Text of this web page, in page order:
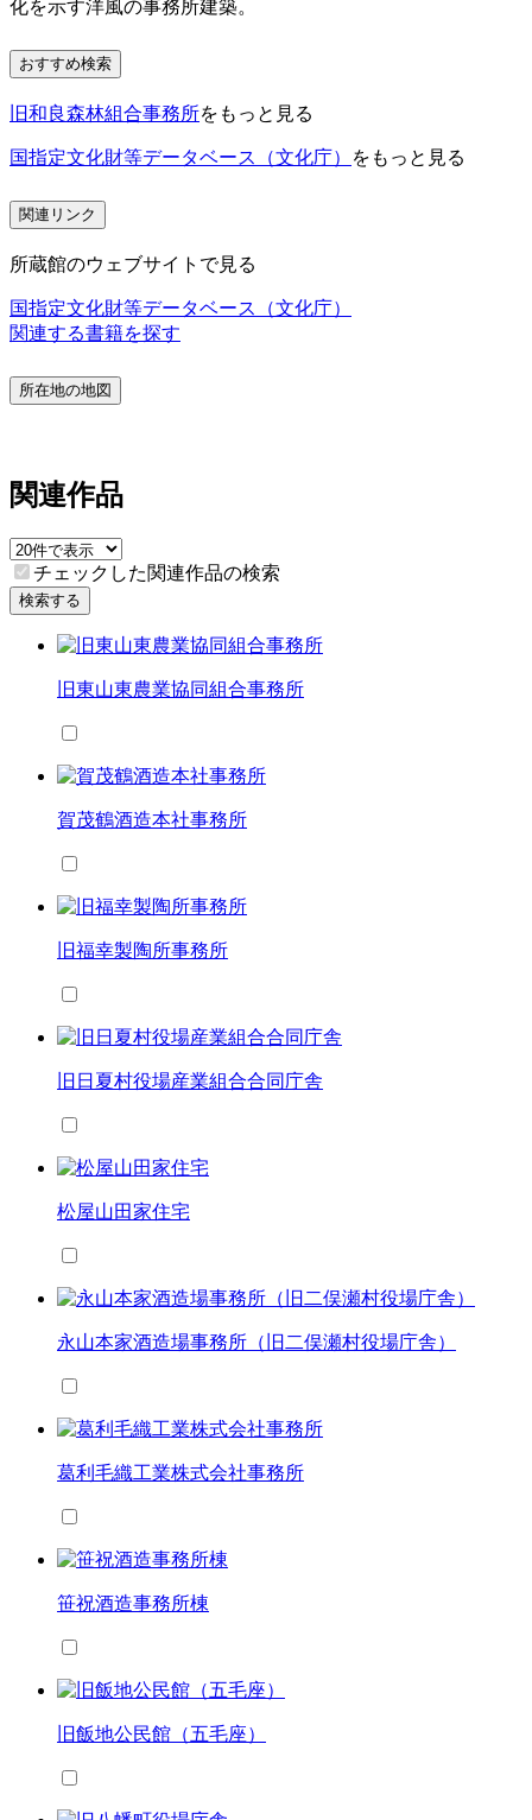
化を示す洋風の事務所建築。
おすすめ検索
旧和良森林組合事務所をもっと見る
国指定文化財等データベース（文化庁） をもっと見る
関連リンク
所蔵館のウェブサイトで見る
国指定文化財等データベース（文化庁）
関連する書籍を探す
所在地の地図
関連作品
チェックした関連作品の検索
検索する
旧東山東農業協同組合事務所
賀茂鶴酒造本社事務所
旧福幸製陶所事務所
旧日夏村役場産業組合合同庁舎
松屋山田家住宅
永山本家酒造場事務所（旧二俣瀬村役場庁舎）
葛利毛織工業株式会社事務所
笹祝酒造事務所棟
旧飯地公民館（五毛座）